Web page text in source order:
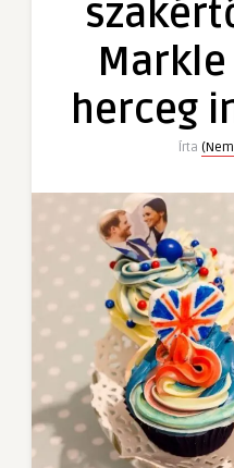
Harry
interjújáról
herceg
Írta